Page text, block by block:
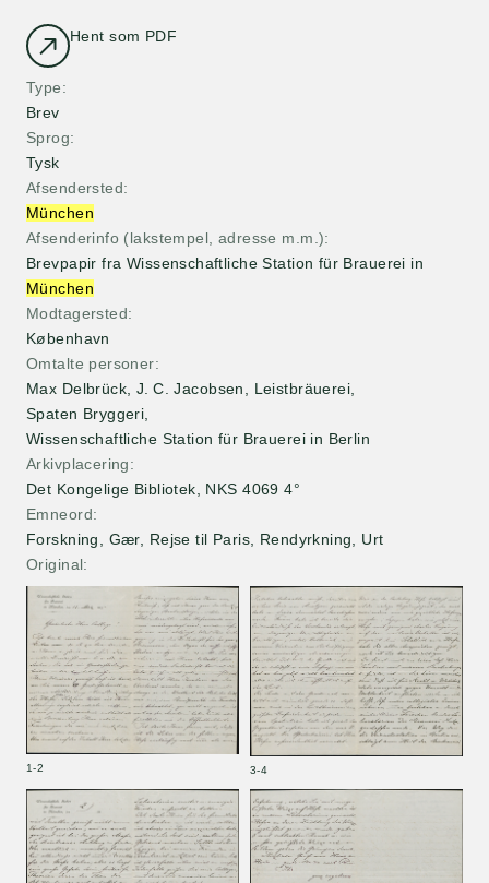
Hent som PDF
Type
Brev
Sprog
Tysk
Afsendersted
München
Afsenderinfo (lakstempel, adresse m.m.)
Brevpapir fra Wissenschaftliche Station für Brauerei in
München
Modtagersted
København
Omtalte personer
Max Delbrück J. C. Jacobsen Leistbräuerei
Spaten Bryggeri
Wissenschaftliche Station für Brauerei in Berlin
Arkivplacering
Det Kongelige Bibliotek, NKS 4069 4°
Emneord
Forskning, Gær, Rejse til Paris, Rendyrkning, Urt
Original